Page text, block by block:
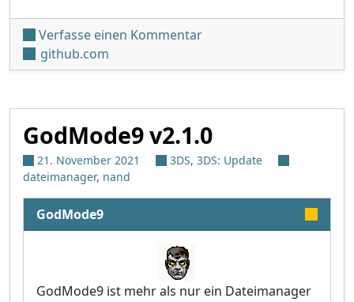
Verfasse einen Kommentarunter 'NX-Shell v4.0.0'
github.com
GodMode9 v2.1.0
21. November 2021 3DS, 3DS: Update
dateimanager, nand
GodMode9
GodMode9 ist mehr als nur ein Dateimanager